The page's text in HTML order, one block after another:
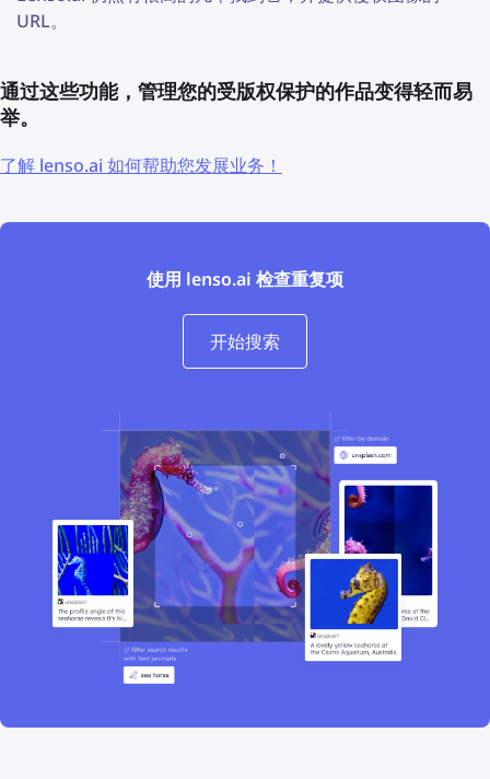
URL。
通过这些功能，管理您的受版权保护的作品变得轻而易
举。
了解 lenso.ai 如何帮助您发展业务！
使用 lenso.ai 检查重复项
开始搜索